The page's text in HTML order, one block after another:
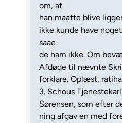
om, at
han maatte blive
ikke kunde have
saae
de ham ikke. Om
Afdøde til nævnte
forklare. Oplæst,
3. Schous
Sørensen, som efter
ning afgav en med